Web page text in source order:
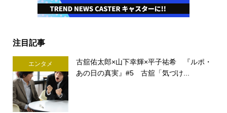
注目記事
エンタメ
古舘佑太郎×山下幸輝×平子祐希 『ルポ・
あの日の真実』#5 古舘「気づけ...